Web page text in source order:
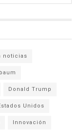
noticias
Donald Trump
Unidos
Innovación